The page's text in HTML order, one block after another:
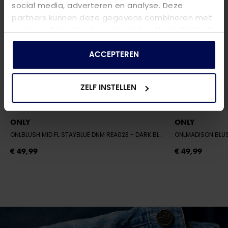
social media, adverteren en analyse. Deze
partners kunnen deze gegevens combineren met
andere informatie die u aan ze heeft verstrekt of
die ze hebben verzameld op basis van uw gebruik
ACCEPTEREN
ZELF INSTELLEN
ONLY
ONLBLUSH MID FL STAYBLUE DNM REA023 - DARK BLUE DENIM
€ 49,99
ONLY
ONLMADISON
€ 49,99